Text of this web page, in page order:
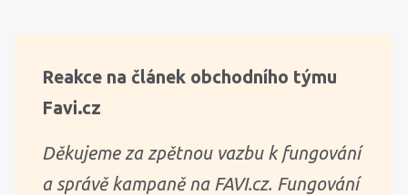
Reakce na článek obchodního týmu
Favi.cz
Děkujeme za zpětnou vazbu k fungování
a správě kampaně na FAVI.cz. Fungování